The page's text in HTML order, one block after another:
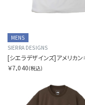
MENS
SIERRA DESIGNS
￥7,040(税込)